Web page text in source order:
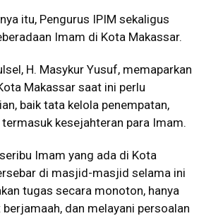
itu, Pengurus IPIM sekaligus
Imam di Kota Makassar.
H. Masykur Yusuf, memaparkan
Makassar saat ini perlu
baik tata kelola penempatan,
kesejahteran para Imam.
Imam yang ada di Kota
di masjid-masjid selama ini
tugas secara monoton, hanya
dan melayani persoalan